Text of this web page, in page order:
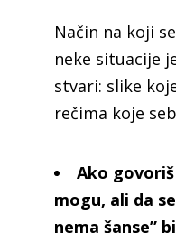
Način na koji
neke situacije
stvari: slike
rečima koje
Ako
mogu, ali da
nema šanse”